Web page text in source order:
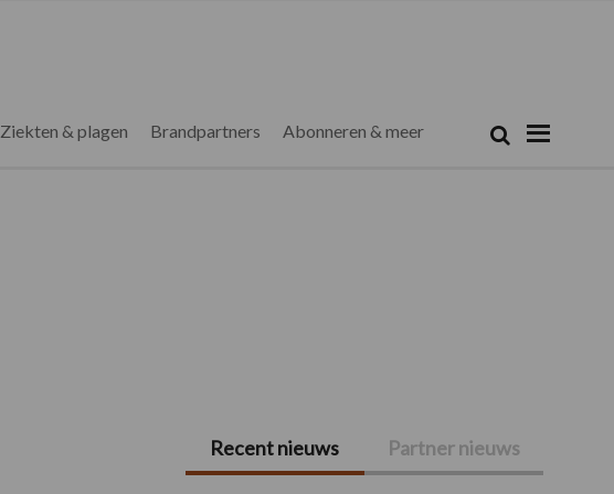
Ziekten & plagen Brandpartners Abonneren & meer Zoek
Primaire
Recent nieuws Partner nieuws